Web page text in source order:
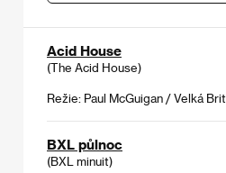
Acid House
(The Acid House)
Režie: Paul McGuigan / Velká
BXL půlnoc
(BXL minuit)